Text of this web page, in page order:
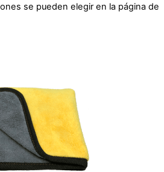
se pueden elegir en la página de